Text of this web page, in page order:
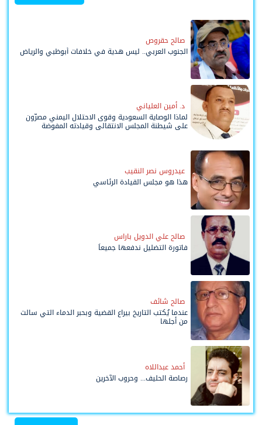
صالح حقروص
الجنوب العربي.. ليس هدية في خلافات أبوظبي والرياض
د. أمين العلياني
لماذا الوصاية السعودية وقوى الاحتلال اليمني مصرّون
على شيطنة المجلس الانتقالي وقيادته المفوضة
عيدروس نصر النقيب
هذا هو مجلس القيادة الرئاسي
صالح علي الدويل باراس
فاتورة التضليل ندفعها جميعاً
صالح شائف
عندما يُكتب التاريخ بيراع القضية وبحبر الدماء التي سالت
من أجلها
أحمد عبداللاه
رصاصة الحليف... وحروب الآخرين